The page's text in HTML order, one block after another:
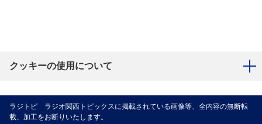
クッキーの使用について
ラジトピ ラジオ関西トピックスに掲載されている画像等、全内容の無断転
載、加工をお断りいたします。